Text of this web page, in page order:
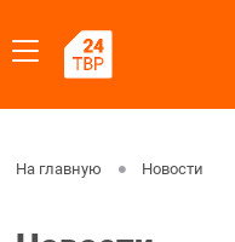
На главную Новости